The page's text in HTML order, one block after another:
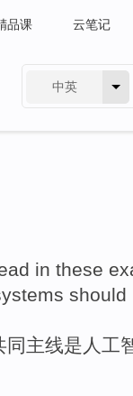
品课 云笔记
中英
in these
should
同主线是 人工